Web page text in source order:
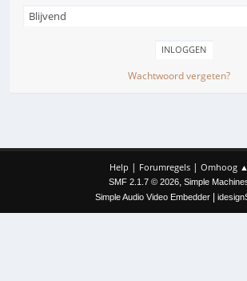
Wachtwoord vergeten?
Help | Forumregels | Omhoog ▲
SMF 2.1.7 © 2026, Simple
Simple Audio Video Embedder